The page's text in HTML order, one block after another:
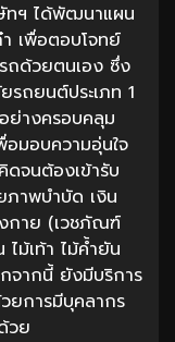
ทฯ ได้พัฒนาแผน
เพื่อตอบโจทย์
ด้วยตนเอง ซึ่ง
รถยนต์ประเภท 1
ย่างครอบคลุม
อมอบความอุ่นใจ
จนต้องเข้ารับ
ภาพบำบัด เงิน
กาย (เวชภัณฑ์
ม้เท้า ไม้ค้ำยัน
จากนี้ ยังมีบริการ
ยการมีบุคลากร
วย